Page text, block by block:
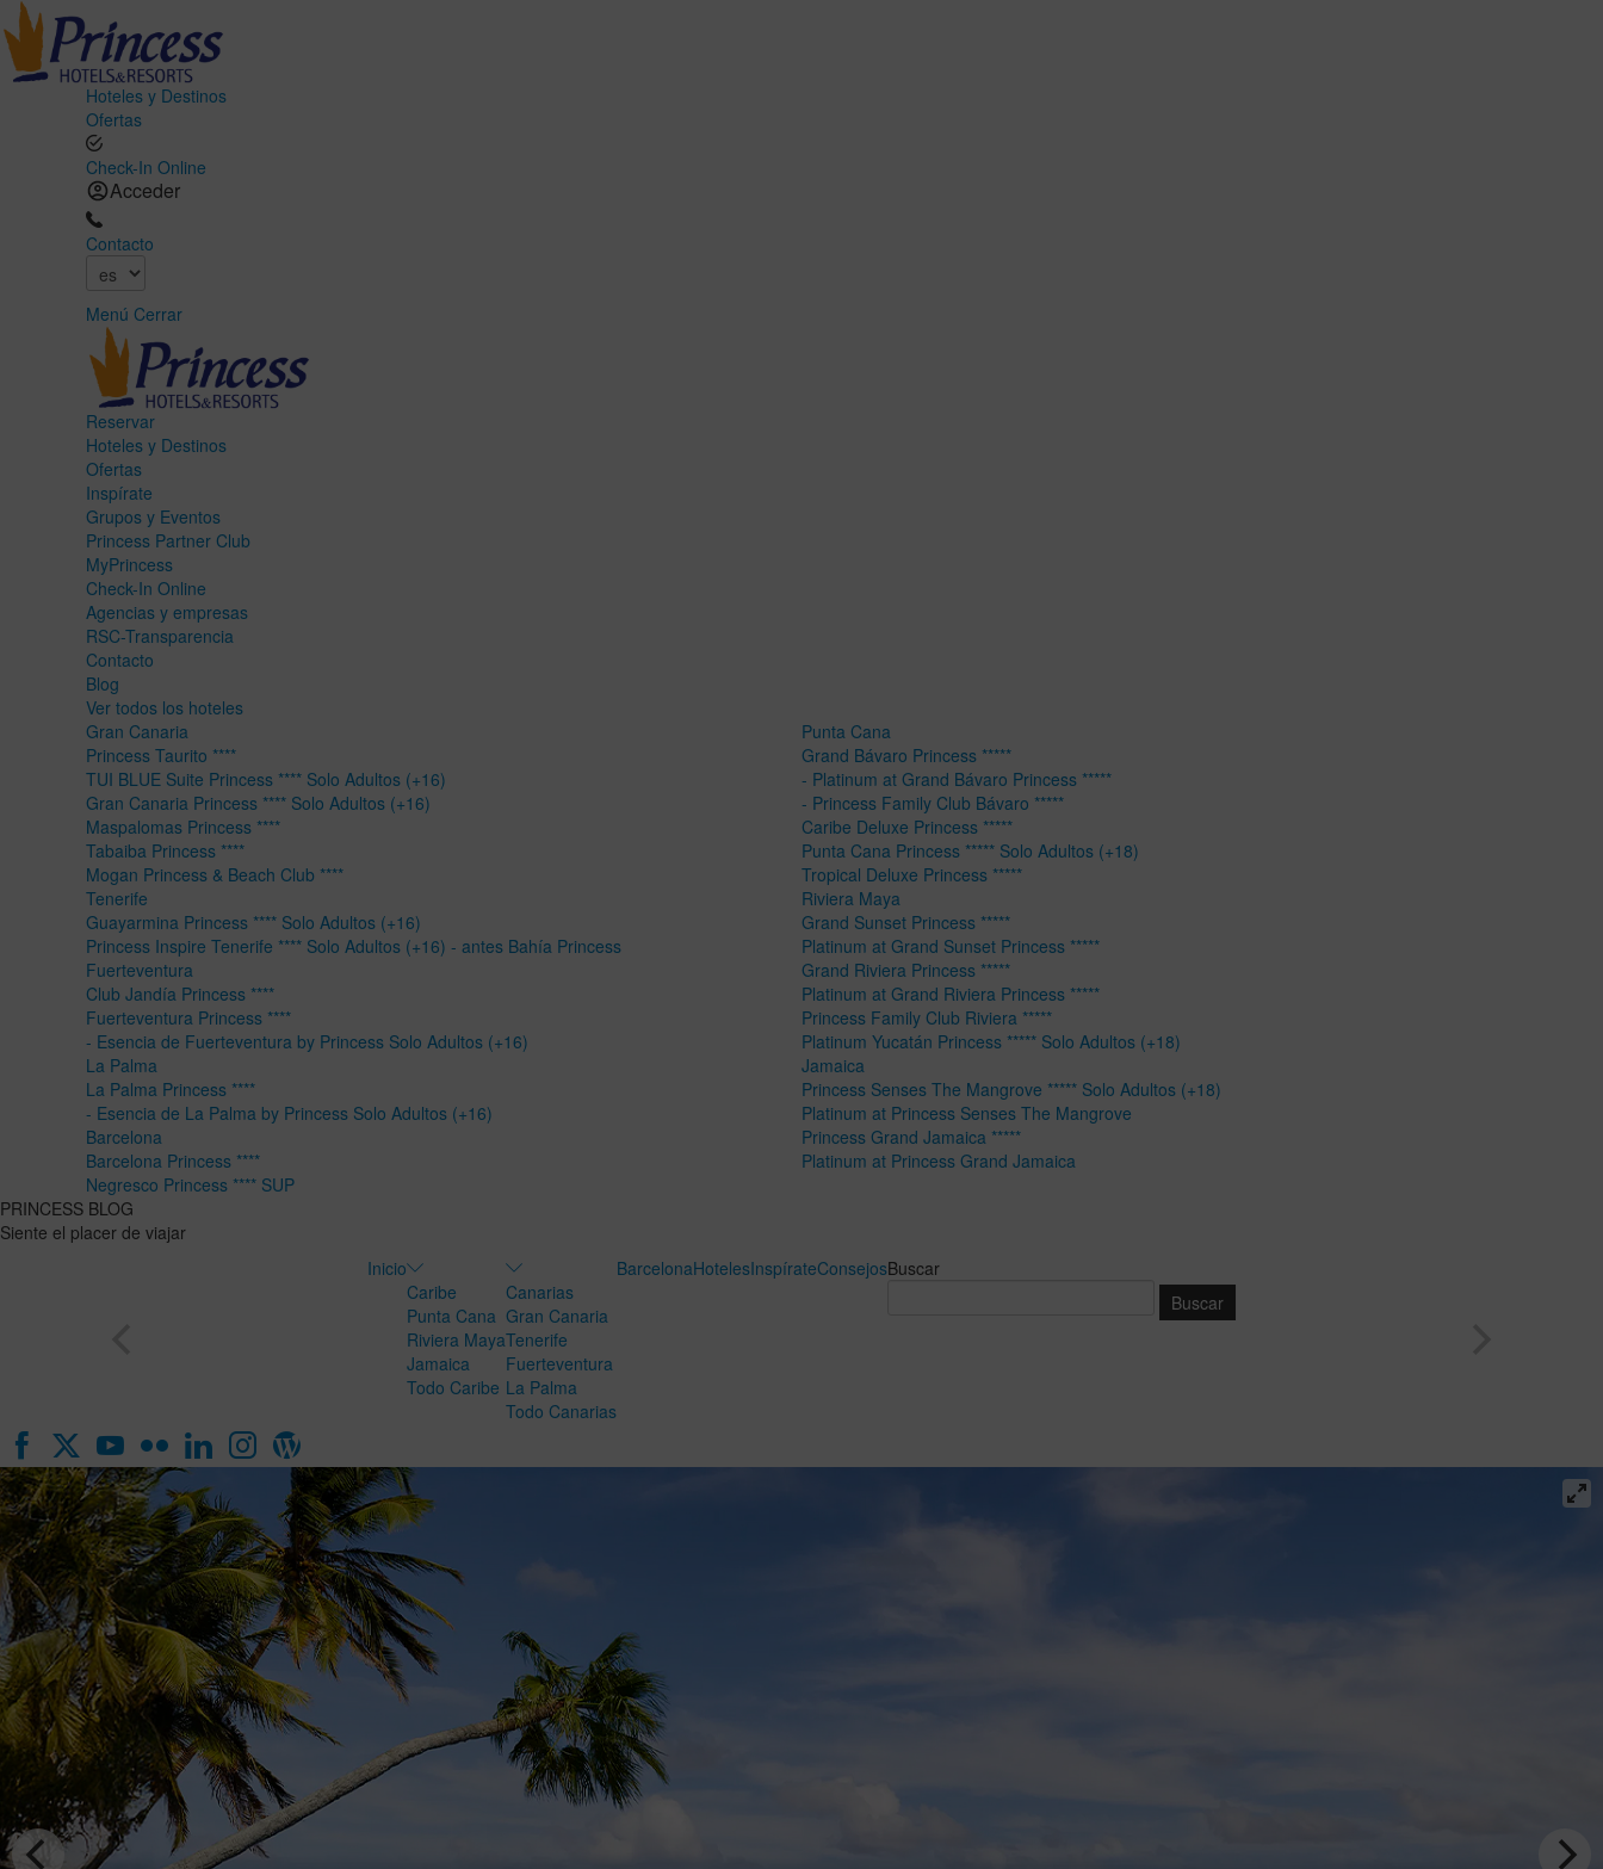
Hoteles y Destinos
Ofertas
Check-In Online
Acceder
Contacto
Menú Cerrar
Reservar
Hoteles y Destinos
Ofertas
Inspírate
Grupos y Eventos
Princess Partner Club
MyPrincess
Check-In Online
Agencias y empresas
RSC-Transparencia
Contacto
Blog
Ver todos los hoteles
Gran Canaria
Princess Taurito ****
TUI BLUE Suite Princess **** Solo Adultos (+16)
Gran Canaria Princess **** Solo Adultos (+16)
Maspalomas Princess ****
Tabaiba Princess ****
Mogan Princess & Beach Club ****
Tenerife
Guayarmina Princess **** Solo Adultos (+16)
Princess Inspire Tenerife **** Solo Adultos (+16) - antes Bahía Princess
Fuerteventura
Club Jandía Princess ****
Fuerteventura Princess ****
- Esencia de Fuerteventura by Princess Solo Adultos (+16)
La Palma
La Palma Princess ****
- Esencia de La Palma by Princess Solo Adultos (+16)
Barcelona
Barcelona Princess ****
Negresco Princess **** SUP
Punta Cana
Grand Bávaro Princess *****
- Platinum at Grand Bávaro Princess *****
- Princess Family Club Bávaro *****
Caribe Deluxe Princess *****
Punta Cana Princess ***** Solo Adultos (+18)
Tropical Deluxe Princess *****
Riviera Maya
Grand Sunset Princess *****
Platinum at Grand Sunset Princess *****
Grand Riviera Princess *****
Platinum at Grand Riviera Princess *****
Princess Family Club Riviera *****
Platinum Yucatán Princess ***** Solo Adultos (+18)
Jamaica
Princess Senses The Mangrove ***** Solo Adultos (+18)
Platinum at Princess Senses The Mangrove
Princess Grand Jamaica *****
Platinum at Princess Grand Jamaica
PRINCESS BLOG
Siente el placer de viajar
Inicio
Caribe
Punta Cana
Riviera Maya
Jamaica
Todo Caribe
Canarias
Gran Canaria
Tenerife
Fuerteventura
La Palma
Todo Canarias
BarcelonaHotelesInspírateConsejosBuscar